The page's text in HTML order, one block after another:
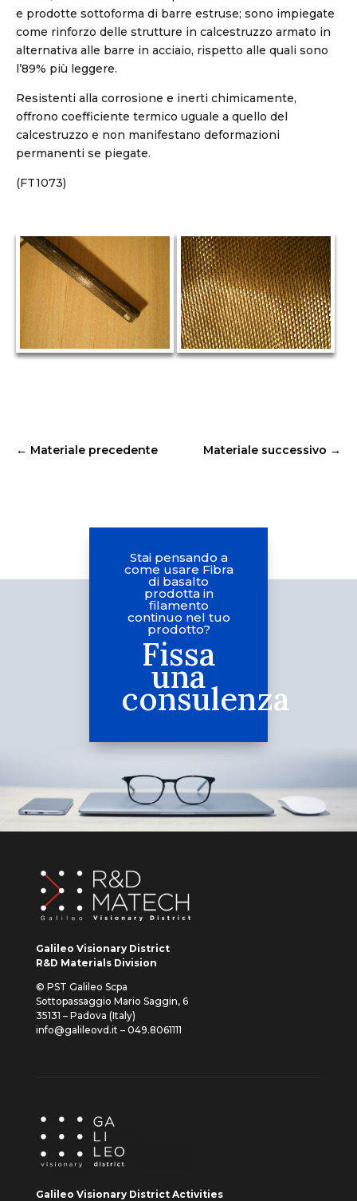
e prodotte sottoforma di barre estruse; sono impiegate
come rinforzo delle strutture in calcestruzzo armato in
alternativa alle barre in acciaio, rispetto alle quali sono
l’89% più leggere.
Resistenti alla corrosione e inerti chimicamente,
offrono coefficiente termico uguale a quello del
calcestruzzo e non manifestano deformazioni
permanenti se piegate.
(FT1073)
← Materiale precedente Materiale successivo →
Stai pensando a
come usare Fibra
di basalto
prodotta in
filamento
continuo nel tuo
prodotto?
Fissa
una
consulenza
Galileo Visionary District
R&D Materials Division
© PST Galileo Scpa
Sottopassaggio Mario Saggin, 6
35131 – Padova (Italy)
info@galileovd.it – 049.8061111
Galileo Visionary District Activities